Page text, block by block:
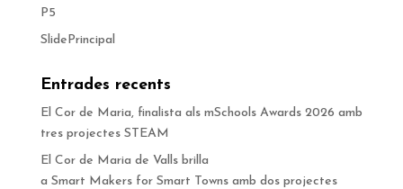
P5
SlidePrincipal
Entrades recents
El Cor de Maria, finalista als mSchools Awards 2026 amb
tres projectes STEAM
El Cor de Maria de Valls brilla
a Smart Makers for Smart Towns amb dos projectes